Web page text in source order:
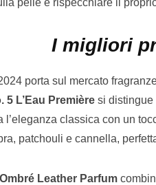
pelle e rispecchiare il
I migliori
porta sul mercato
5 L’Eau Première si distingue
l’eleganza classica con un
patchouli e cannella,
Leather Parfum